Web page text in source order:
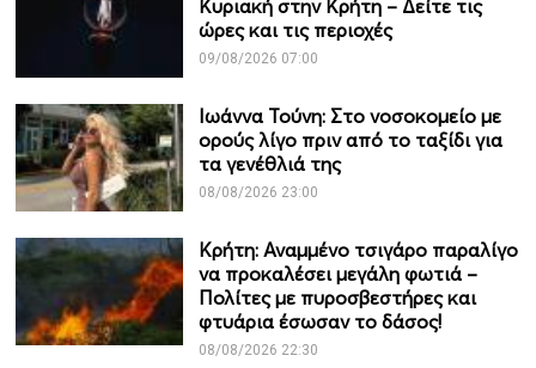
Κυριακή στην Κρήτη – Δείτε τις
ώρες και τις περιοχές
09/08/2026 07:00
Ιωάννα Τούνη: Στο νοσοκομείο με
ορούς λίγο πριν από το ταξίδι για
τα γενέθλιά της
08/08/2026 23:00
Κρήτη: Αναμμένο τσιγάρο παραλίγο
να προκαλέσει μεγάλη φωτιά –
Πολίτες με πυροσβεστήρες και
φτυάρια έσωσαν το δάσος!
08/08/2026 22:30